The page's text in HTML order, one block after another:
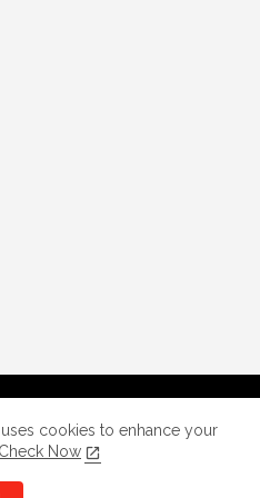
cookies to enhance your
Check Now